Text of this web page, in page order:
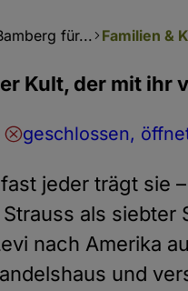
Familien &
für...
Kult, der mit ihr
geschlossen,
jeder trägt sie
als
nach Amerika
und